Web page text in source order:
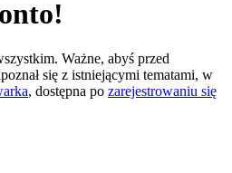
Ważne, abyś przed
się z istniejącymi tematami, w
, dostępna po zarejestrowaniu się